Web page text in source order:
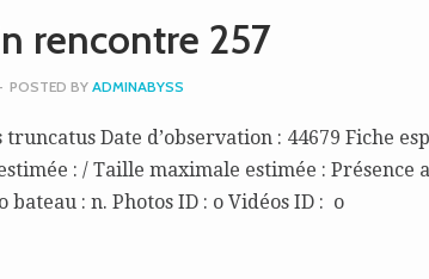
rencontre 257
POSTED BY ADMINABYSS
truncatus Date d’observation : 44679 Fiche
: / Taille maximale estimée : Présence
bateau : n. Photos ID : o Vidéos ID : o